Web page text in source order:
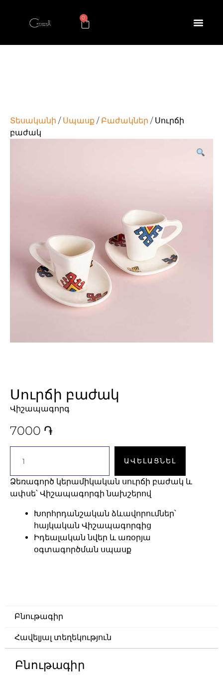
0
Տեսականի / Սպասք / Բաժակներ / Սուրճի
բաժակ
Սուրճի բաժակ
Վիշապագորգ
7000 ֏
ԱՎԵԼԱՑՆԵԼ
Ձեռագործ կերամիկական սուրճի բաժակ և
ափսե՝ Վիշապագորգի նախշերով
Խորհրդանշական ձևավորումներ՝
հայկական Վիշապագորգից
Իդեալական նվեր և առօրյա
օգտագործման սպասք
Բնութագիր
Հավելյալ տեղեկություն
Բնութագիր